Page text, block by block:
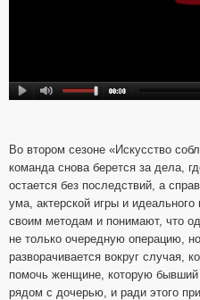
Во втором сезоне «Искусство
команда снова берется за дела,
остается без последствий, а
ума, актерской игры и
своим методам и понимают, что
не только очередную операцию,
разворачивается вокруг случая,
помочь женщине, которую
рядом с дочерью, и ради этого